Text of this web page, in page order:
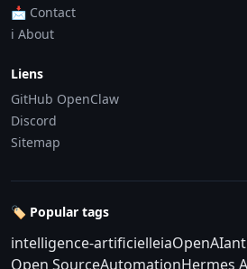
📩 Contact
ℹ️ About
Liens
GitHub OpenClaw
Discord
Sitemap
🏷️ Popular tags
intelligence-artificielleiaOpenAI
Open SourceAutomationHermes